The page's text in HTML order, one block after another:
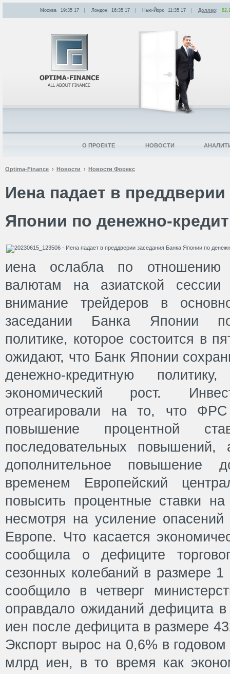
Optima-Finance Новости Новости Форекс
Иена падает в
Японии по денежно-
иена ослабла по
валютам на азиатской сессии
внимание трейдеров в
заседании Банка Японии по
политике, которое состоится в
ожидают, что Банк Японии
денежно-кредитную
экономический рост.
отреагировали на то, что
повышение процентной
последовательных повышений,
дополнительное
временем Европейский
повысить процентные ставки
несмотря на усиление
Европе. Что касается
сообщила о дефиците
сезонных колебаний в размере
сообщило в четверг
оправдало ожиданий дефицита
иен после дефицита в размере
Экспорт вырос на 0,6% в
млрд иен, в то время как
Москва 19:35: 17 Лондон 16:35: 17 Нью-Йорк 11:35: 17 Доллар:
О ПРОЕКТЕ НОВОСТИ